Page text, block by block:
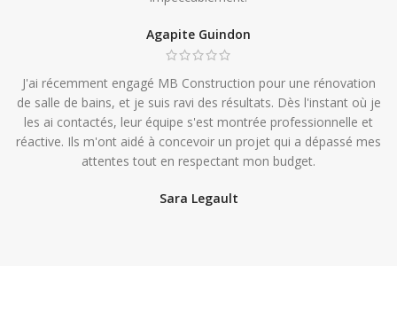
Agapite Guindon
J'ai récemment engagé MB Construction pour une rénovation
de salle de bains, et je suis ravi des résultats. Dès l'instant où je
les ai contactés, leur équipe s'est montrée professionnelle et
réactive. Ils m'ont aidé à concevoir un projet qui a dépassé mes
attentes tout en respectant mon budget.
Sara Legault